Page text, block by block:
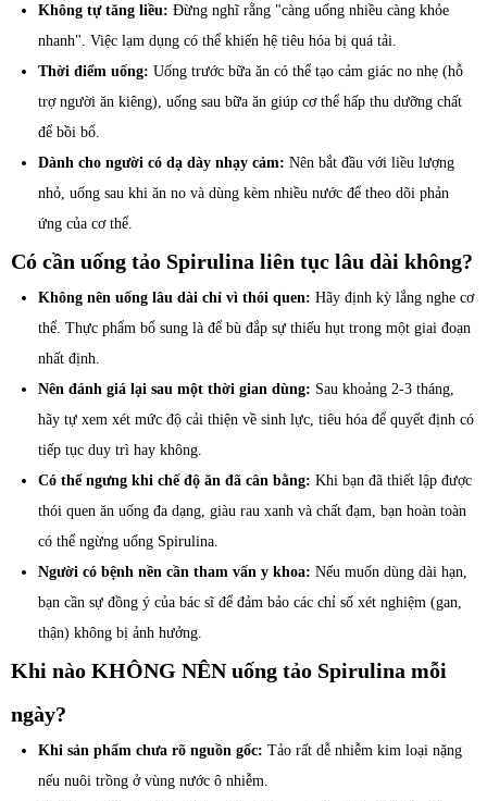
Không tự tăng liều: Đừng nghĩ rằng "càng uống nhiều càng khỏe
nhanh". Việc lạm dụng có thể khiến hệ tiêu hóa bị quá tải.
Thời điểm uống: Uống trước bữa ăn có thể tạo cảm giác no nhẹ (hỗ
trợ người ăn kiêng), uống sau bữa ăn giúp cơ thể hấp thu dưỡng chất
để bồi bổ.
Dành cho người có dạ dày nhạy cảm: Nên bắt đầu với liều lượng
nhỏ, uống sau khi ăn no và dùng kèm nhiều nước để theo dõi phản
ứng của cơ thể.
Có cần uống tảo Spirulina liên tục lâu dài không?
Không nên uống lâu dài chỉ vì thói quen: Hãy định kỳ lắng nghe cơ
thể. Thực phẩm bổ sung là để bù đắp sự thiếu hụt trong một giai đoạn
nhất định.
Nên đánh giá lại sau một thời gian dùng: Sau khoảng 2-3 tháng,
hãy tự xem xét mức độ cải thiện về sinh lực, tiêu hóa để quyết định có
tiếp tục duy trì hay không.
Có thể ngưng khi chế độ ăn đã cân bằng: Khi bạn đã thiết lập được
thói quen ăn uống đa dạng, giàu rau xanh và chất đạm, bạn hoàn toàn
có thể ngừng uống Spirulina.
Người có bệnh nền cần tham vấn y khoa: Nếu muốn dùng dài hạn,
bạn cần sự đồng ý của bác sĩ để đảm bảo các chỉ số xét nghiệm (gan,
thận) không bị ảnh hưởng.
Khi nào KHÔNG NÊN uống tảo Spirulina mỗi
ngày?
Khi sản phẩm chưa rõ nguồn gốc: Tảo rất dễ nhiễm kim loại nặng
nếu nuôi trồng ở vùng nước ô nhiễm.